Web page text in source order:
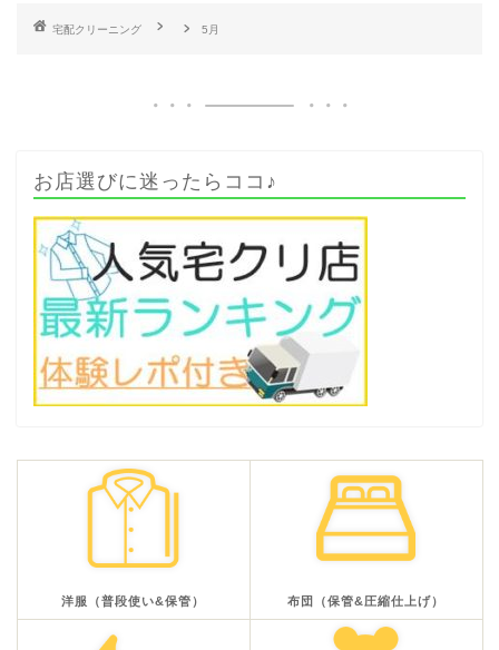
5月
お店選びに迷ったらココ♪
洋服（普段使い&保管） 布団（保管&圧縮仕上げ）